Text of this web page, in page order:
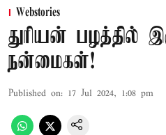
Webstories
துரியன் பழத்தில்
நன்மைகள்!
Published on: 17 Jul 2024, 1:08 pm